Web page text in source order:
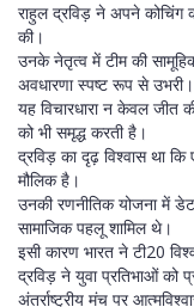
राहुल द्रविड़ ने अपने कोचिंग
की।
उनके नेतृत्व में टीम की
अवधारणा स्पष्ट रूप से उभरी।
यह विचारधारा न केवल जीत
को भी समृद्ध करती है।
द्रविड़ का दृढ़ विश्वास था
मौलिक है।
उनकी रणनीतिक योजना में
सामाजिक पहलू शामिल थे।
इसी कारण भारत ने टी20
द्रविड़ ने युवा प्रतिभाओं को
अंतर्राष्ट्रीय मंच पर